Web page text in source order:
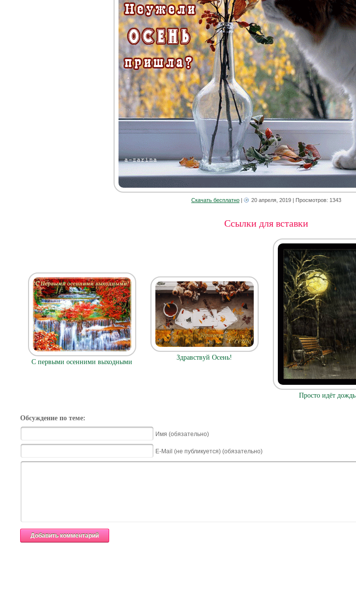
Скачать бесплатно| 20 апреля, 2019| Просмотров: 1343
Ссылки для вставки
С первыми осенними выходными
Здравствуй Осень!
Просто идёт дождь
Обсуждение по теме:
Имя (обязательно)
E-Mail (не публикуется) (обязательно)